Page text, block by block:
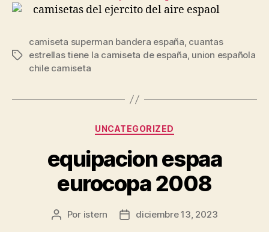
Etiquetas
camiseta superman bandera españa, cuantas
estrellas tiene la camiseta de españa, union española
chile camiseta
Categorías
UNCATEGORIZED
equipacion espaa
eurocopa 2008
Autor
Por istern
Fechadiciembre 13, 2023